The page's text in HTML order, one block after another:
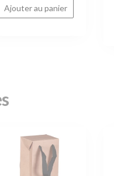
Ajouter au panier